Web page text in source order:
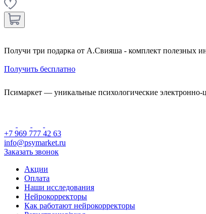
Получи три подарка от А.Свияша - комплект полезных
Получить бесплатно
Псимаркет — уникальные психологические
+7 969 777 42 63
info@psymarket.ru
Заказать звонок
Акции
Оплата
Наши исследования
Нейрокорректоры
Как работают нейрокорректоры